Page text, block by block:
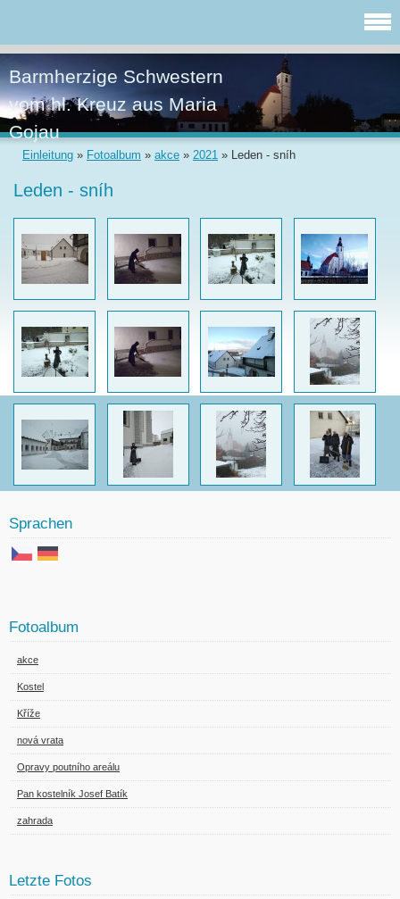
Barmherzige Schwestern
vom hl. Kreuz aus Maria
Gojau
Einleitung » Fotoalbum » akce » 2021 » Leden - sníh
Leden - sníh
Sprachen
Fotoalbum
akce
Kostel
Kříže
nová vrata
Opravy poutního areálu
Pan kostelník Josef Batík
zahrada
Letzte Fotos